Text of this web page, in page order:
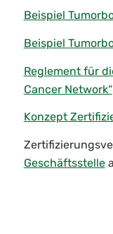
Beispiel
Beispiel
Reglement für
Cancer Network“
Konzept
Geschäftsstelle